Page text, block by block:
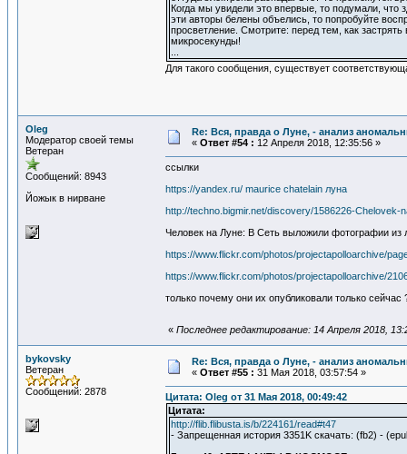
Когда мы увидели это впервые, то подумали, что
эти авторы белены объелись, то попробуйте
просветление. Смотрите: перед тем, как
микросекунды!
Для такого сообщения, существует
Oleg
Модератор своей темы
Ветеран
Сообщений: 8943
Йожык в нирване
Re: Вся, правда о Луне, - анализ
« Ответ #54 : 12 Апреля 2018, 12:35:56 »
ссылки
https://yandex.ru/ maurice chatelain луна
http://techno.bigmir.net/discovery/1586226-
Человек на Луне: В Сеть выложили фотографии из
https://www.flickr.com/photos/projectapolloarchive/
https://www.flickr.com/photos/projectapolloarchive/
только почему они их опубликовали только
« Последнее редактирование: 14 Апреля 2018,
bykovsky
Ветеран
Сообщений: 2878
Re: Вся, правда о Луне, - анализ
« Ответ #55 : 31 Мая 2018, 03:57:54 »
Цитата: Oleg от 31 Мая 2018, 00:49:42
Цитата:
http://flib.flibusta.is/b/224161/read#t47
- Запрещенная история 3351K скачать: (fb2) -